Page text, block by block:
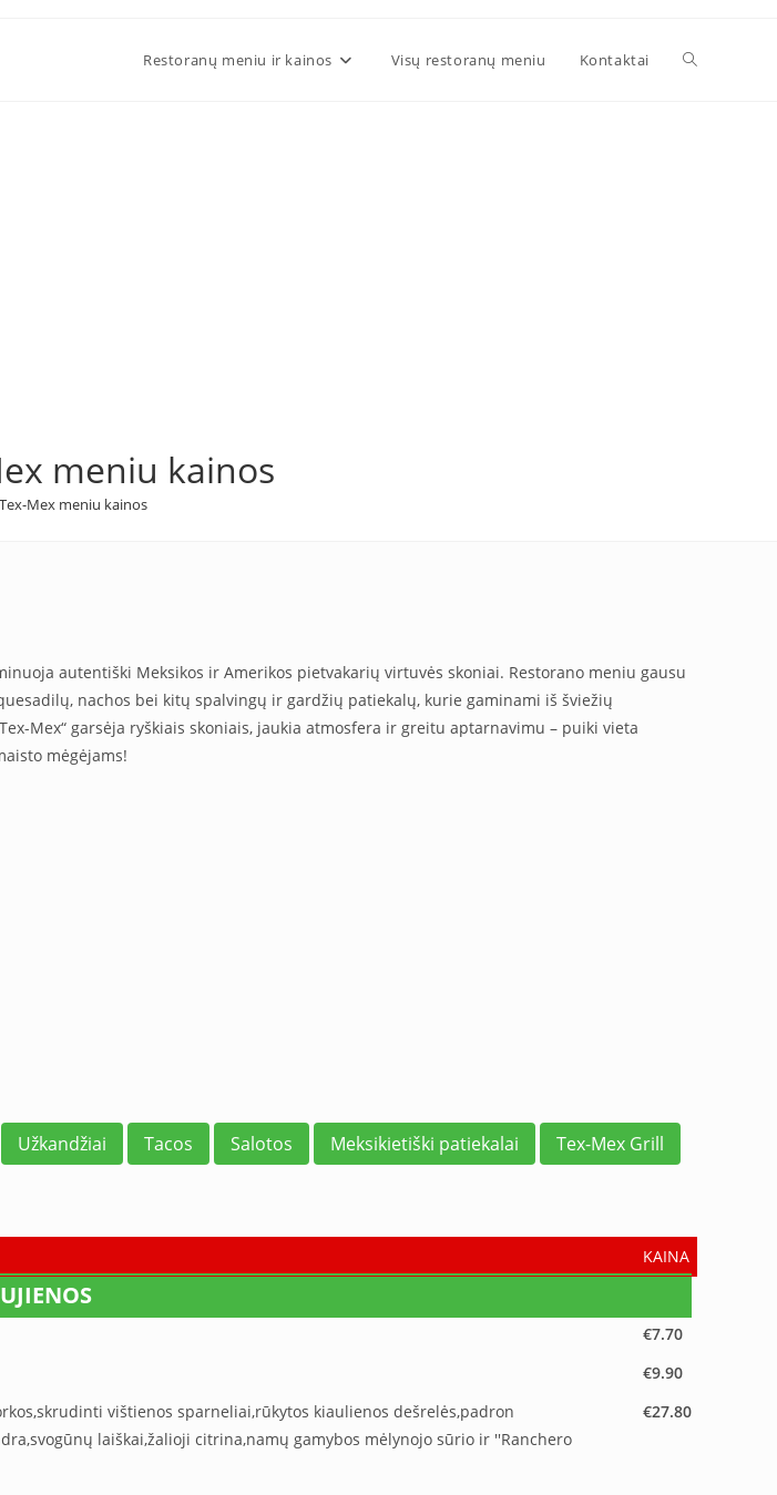
Restoranų meniu ir kainos Visų restoranų meniu Kontaktai
meniu kainos
Mex meniu kainos
autentiški Meksikos ir Amerikos pietvakarių virtuvės skoniai. Restorano meniu gausu
nachos bei kitų spalvingų ir gardžių patiekalų, kurie gaminami iš šviežių
Mex“ garsėja ryškiais skoniais, jaukia atmosfera ir greitu aptarnavimu – puiki vieta
mėgėjams!
Užkandžiai Tacos Salotos Meksikietiški patiekalai Tex-Mex Grill
KAINA
€7.70
€9.90
vištienos sparneliai,rūkytos kiaulienos dešrelės,padron
laiškai,žalioji citrina,namų gamybos mėlynojo sūrio ir ''Ranchero
€27.80